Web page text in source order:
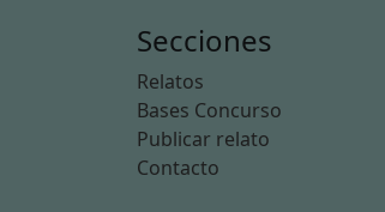
Secciones
Relatos
Bases Concurso
Publicar relato
Contacto